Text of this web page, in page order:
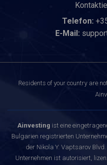
Telefon:
E-Mail:
Residents of your country are
Ainvesting ist eine
Bulgarien registrierten
der Nikola Y. Vaptsarov
Unternehmen ist autorisiert,